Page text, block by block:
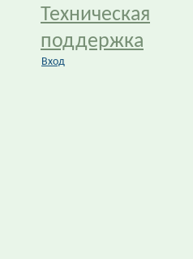
Техническая
поддержка
Вход